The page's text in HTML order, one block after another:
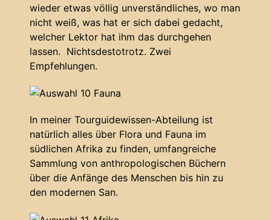
wieder etwas völlig unverständliches, wo man
nicht weiß, was hat er sich dabei gedacht,
welcher Lektor hat ihm das durchgehen
lassen. Nichtsdestotrotz. Zwei
Empfehlungen.
In meiner Tourguidewissen-Abteilung ist
natürlich alles über Flora und Fauna im
südlichen Afrika zu finden, umfangreiche
Sammlung von anthropologischen Büchern
über die Anfänge des Menschen bis hin zu
den modernen San.